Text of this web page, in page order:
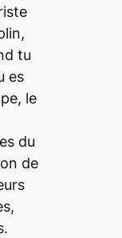
tu
es
le
du
de
.